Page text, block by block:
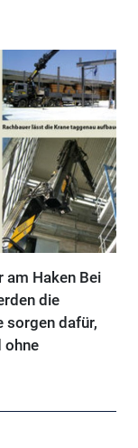
Haken Bei
die
sorgen dafür,
ohne